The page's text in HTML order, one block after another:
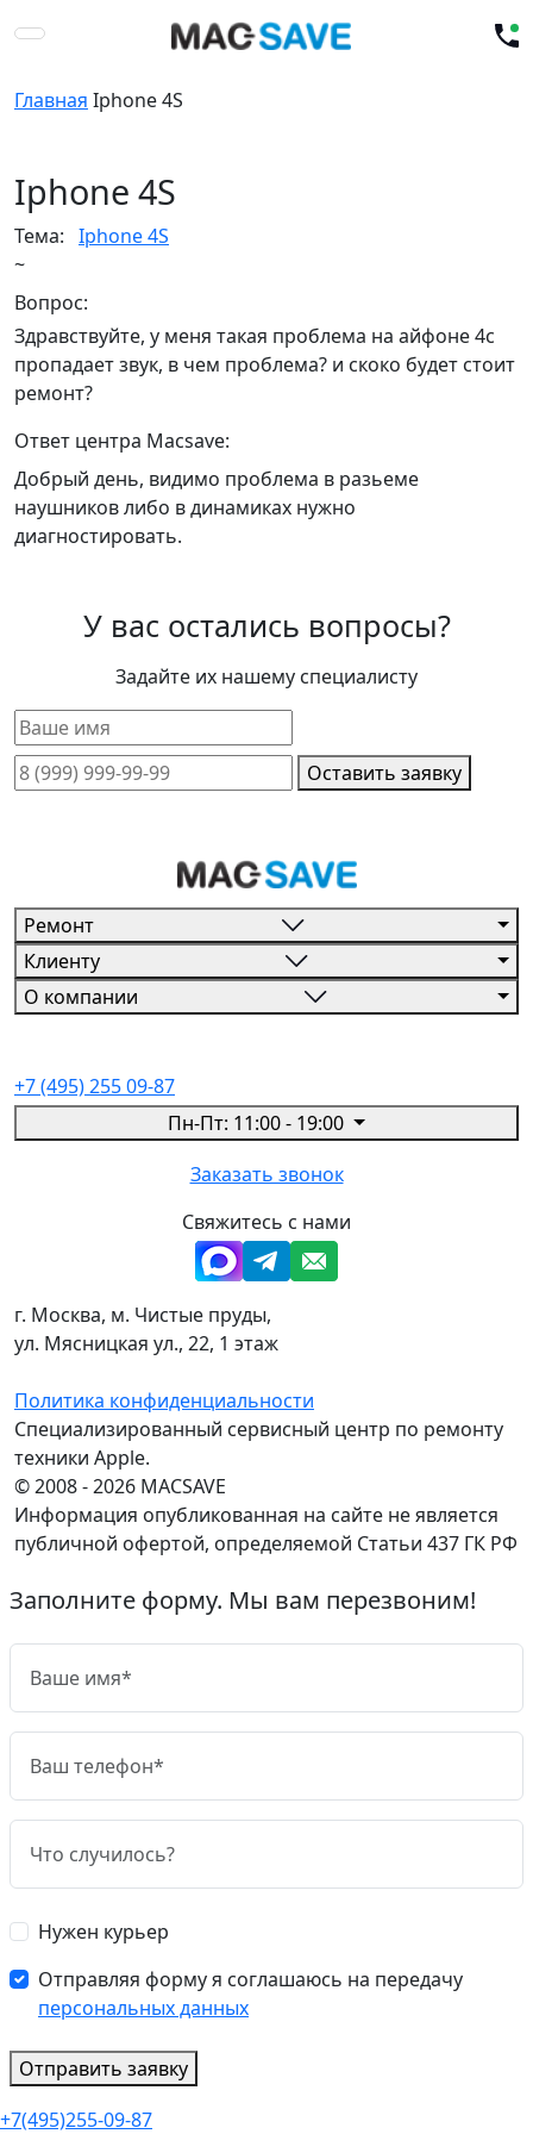
Главная Iphone 4S
Iphone 4S
Тема: Iphone 4S
~
Вопрос:
Здравствуйте, у меня такая проблема на айфоне 4с
пропадает звук, в чем проблема? и скоко будет стоит
ремонт?
Ответ центра Macsave:
Добрый день, видимо проблема в разьеме
наушников либо в динамиках нужно
диагностировать.
У вас остались вопросы?
Задайте их нашему специалисту
Оставить заявку
Ремонт
Клиенту
О компании
+7 (495) 255 09-87
Пн-Пт: 11:00 - 19:00
Заказать звонок
Свяжитесь с нами
г. Москва, м. Чистые пруды,
ул. Мясницкая ул., 22, 1 этаж
Политика конфиденциальности
Специализированный сервисный центр по ремонту
техники Apple.
© 2008 - 2026 MACSAVE
Информация опубликованная на сайте не является
публичной офертой, определяемой Статьи 437 ГК РФ
Заполните форму. Мы вам перезвоним!
Нужен курьер
Отправляя форму я соглашаюсь на передачу
персональных данных
Отправить заявку
+7(495)255-09-87